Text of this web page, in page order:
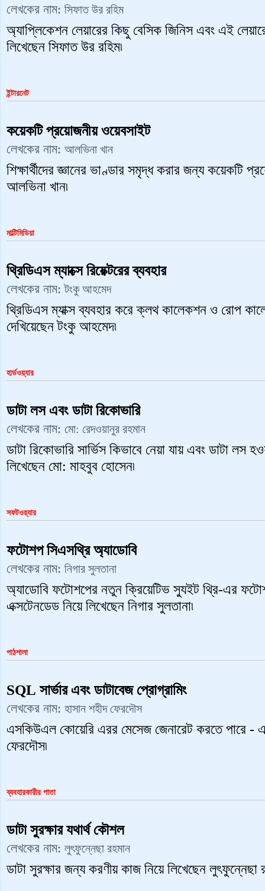
লেখকের নাম: সিফাত উর রহিম
অ্যাপ্লিকেশন লেয়ারের কিছু বেসিক জিনিস এবং এই
লিখেছেন সিফাত উর রহিম৷
ইন্টারনেট
কয়েকটি প্রয়োজনীয় ওয়েবসাইট
লেখকের নাম: আলভিনা খান
শিক্ষার্থীদের জ্ঞানের ভাণ্ডার সমৃদ্ধ করার জন্য কয়েকটি
আলভিনা খান৷
মাল্টিমিডিয়া
থ্রিডিএস ম্যাক্সে রিয়েক্টরের ব্যবহার
লেখকের নাম:টংকু আহমেদ
থ্রিডিএস ম্যাক্স ব্যবহার করে ক্লথ কালেকশন ও রোপ
দেখিয়েছেন টংকু আহমেদ৷
হার্ডওয়্যার
ডাটা লস এবং ডাটা রিকোভারি
লেখকের নাম: মো: রেদওয়ানুর রহমান
ডাটা রিকোভারি সার্ভিস কিভাবে নেয়া যায় এবং ডাটা লস
লিখেছেন মো: মাহবুব হোসেন৷
সফটওয়্যার
ফটোশপ সিএসথ্রি অ্যাডোবি
লেখকের নাম: নিগার সুলতানা
অ্যাডোবি ফটোশপের নতুন ক্রিয়েটিভ স্যুইট থ্রি-এর
এক্সটেনডেড নিয়ে লিখেছেন নিগার সুলতানা৷
পাঠশালা
SQL সার্ভার এবং ডাটাবেজ প্রোগ্রামিং
লেখকের নাম: হাসান শহীদ ফেরদৌস
এসকিউএল কোয়েরি এরর মেসেজ জেনারেট করতে পারে - এ
ফেরদৌস৷
ব্যবহারকারীর পাতা
ডাটা সুরক্ষার যথার্থ কৌশল
লেখকের নাম: লুৎফুন্নেছা রহমান
ডাটা সুরক্ষার জন্য করণীয় কাজ নিয়ে লিখেছেন লুৎফুন্নেছা